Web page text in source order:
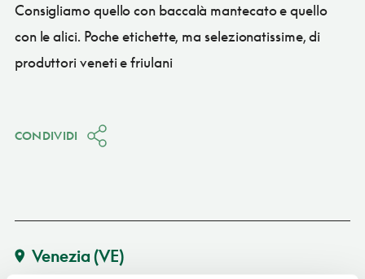
Consigliamo quello con baccalà mantecato e quello
con le alici. Poche etichette, ma selezionatissime, di
produttori veneti e friulani
CONDIVIDI
Venezia (VE)